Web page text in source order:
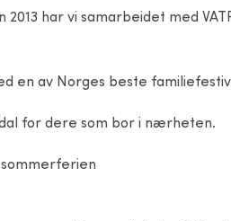
har vi samarbeidet med
en av Norges beste
for dere som bor i nærheten.